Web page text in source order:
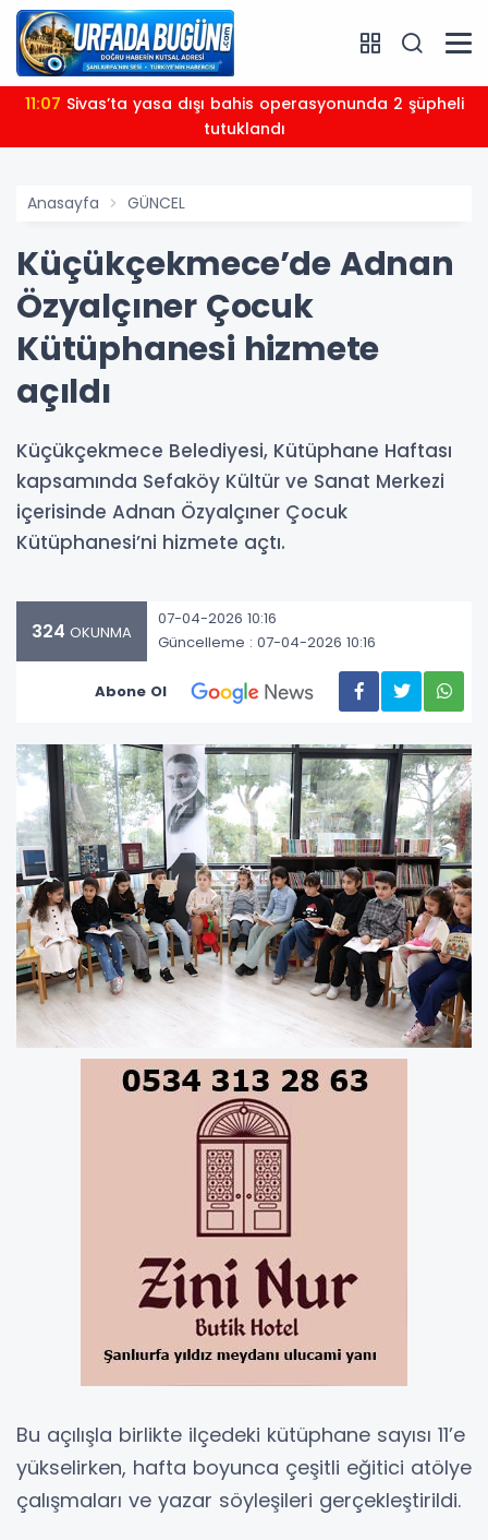
11:07
tutuklandı
Anasayfa GÜNCEL
Küçükçekmece’de Adnan
Özyalçıner Çocuk
Kütüphanesi hizmete
açıldı
Küçükçekmece Belediyesi, Kütüphane Haftası
kapsamında Sefaköy Kültür ve Sanat Merkezi
içerisinde Adnan Özyalçıner Çocuk
Kütüphanesi’ni hizmete açtı.
324 OKUNMA
07-04-2026 10:16
Güncelleme : 07-04-2026 10:16
Abone Ol
Bu açılışla birlikte ilçedeki kütüphane sayısı 11’e
yükselirken, hafta boyunca çeşitli eğitici atölye
çalışmaları ve yazar söyleşileri gerçekleştirildi.